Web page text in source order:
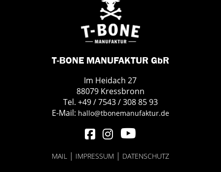
T-BONE MANUFAKTUR GbR
Im Heidach 27
88079 Kressbronn
Tel. +49 / 7543 / 308 85 93
E-Mail: hallo@tbonemanufaktur.de
MAIL| IMPRESSUM | DATENSCHUTZ